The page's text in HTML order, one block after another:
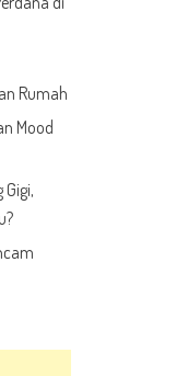
Rumah
Mood